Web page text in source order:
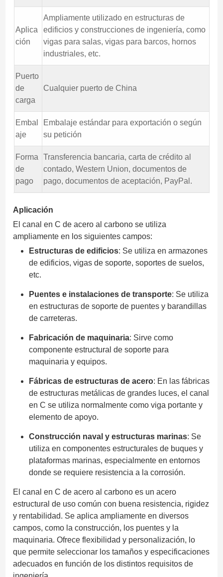
Aplica
ción
Ampliamente utilizado en estructuras de
edificios y construcciones de ingeniería, como
vigas para salas, vigas para barcos, hornos
industriales, etc.
Puerto
de
carga
Cualquier puerto de China
Embal
aje
Embalaje estándar para exportación o según
su petición
Forma
de
pago
Transferencia bancaria, carta de crédito al
contado, Western Union, documentos de
pago, documentos de aceptación, PayPal.
Aplicación
El canal en C de acero al carbono se utiliza
ampliamente en los siguientes campos:
Estructuras de edificios: Se utiliza en armazones
de edificios, vigas de soporte, soportes de suelos,
etc.
Puentes e instalaciones de transporte: Se utiliza
en estructuras de soporte de puentes y barandillas
de carreteras.
Fabricación de maquinaria: Sirve como
componente estructural de soporte para
maquinaria y equipos.
Fábricas de estructuras de acero: En las fábricas
de estructuras metálicas de grandes luces, el canal
en C se utiliza normalmente como viga portante y
elemento de apoyo.
Construcción naval y estructuras marinas: Se
utiliza en componentes estructurales de buques y
plataformas marinas, especialmente en entornos
donde se requiere resistencia a la corrosión.
El canal en C de acero al carbono es un acero
estructural de uso común con buena resistencia, rigidez
y rentabilidad. Se aplica ampliamente en diversos
campos, como la construcción, los puentes y la
maquinaria. Ofrece flexibilidad y personalización, lo
que permite seleccionar los tamaños y especificaciones
adecuados en función de los distintos requisitos de